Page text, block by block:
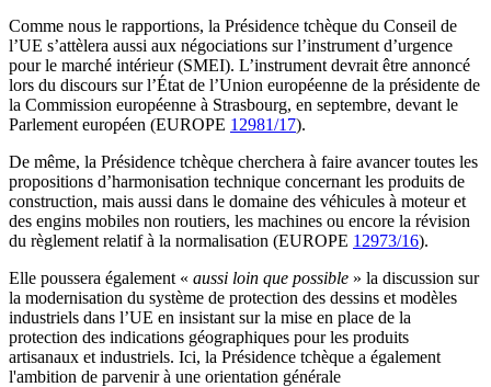
Comme nous le rapportions, la Présidence tchèque du Conseil de
l’UE s’attèlera aussi aux négociations sur l’instrument d’urgence
pour le marché intérieur (SMEI). L’instrument devrait être annoncé
lors du discours sur l’État de l’Union européenne de la présidente de
la Commission européenne à Strasbourg, en septembre, devant le
Parlement européen (EUROPE 12981/17).
De même, la Présidence tchèque cherchera à faire avancer toutes les
propositions d’harmonisation technique concernant les produits de
construction, mais aussi dans le domaine des véhicules à moteur et
des engins mobiles non routiers, les machines ou encore la révision
du règlement relatif à la normalisation (EUROPE 12973/16).
Elle poussera également « aussi loin que possible » la discussion sur
la modernisation du système de protection des dessins et modèles
industriels dans l’UE en insistant sur la mise en place de la
protection des indications géographiques pour les produits
artisanaux et industriels. Ici, la Présidence tchèque a également
l'ambition de parvenir à une orientation générale